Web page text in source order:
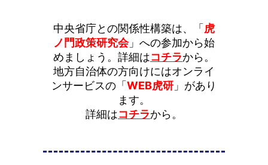
中央省庁との関係性構築は、「虎
ノ門政策研究会」への参加から始
めましょう。詳細はコチラから。
地方自治体の方向けにはオンライ
ンサービスの「WEB虎研」があり
ます。
詳細はコチラから。